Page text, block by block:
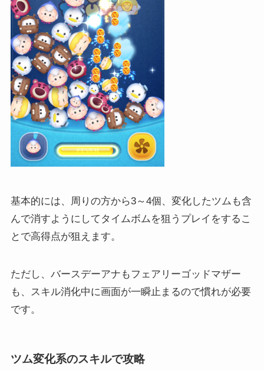
基本的には、周りの方から3～4個、変化したツムも含
んで消すようにしてタイムボムを狙うプレイをするこ
とで高得点が狙えます。
ただし、バースデーアナもフェアリーゴッドマザー
も、スキル消化中に画面が一瞬止まるので慣れが必要
です。
ツム変化系のスキルで攻略